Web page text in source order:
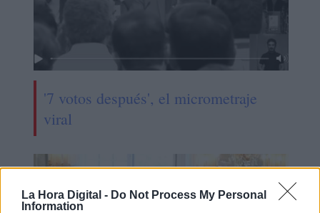
La Hora Digital - Do Not Process My Personal
Information
'7 votos después', el micrometraje
viral